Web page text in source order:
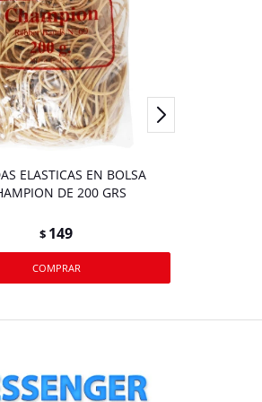
ELASTICAS EN BOLSA
DE 200 GRS
$ 149